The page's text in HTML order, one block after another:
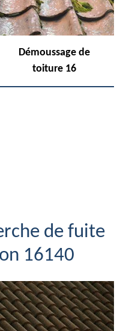
Démoussage de
toiture 16
de fuite
16140